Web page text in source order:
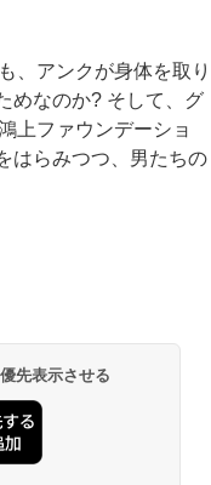
、アンクが身体を取り
めなのか? そして、グ
上ファウンデーショ
はらみつつ、男たちの
先表示させる